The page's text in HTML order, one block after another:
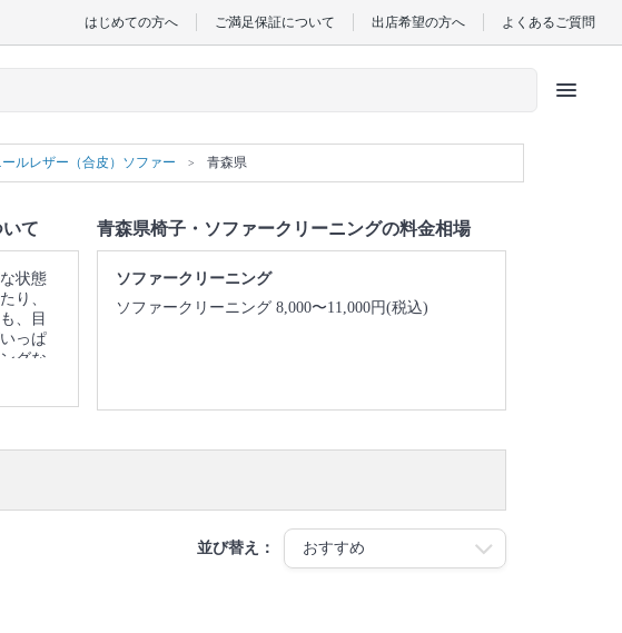
はじめての方へ ご満足保証について 出店希望の方へ よくあるご質問
menu
ルレザー（合皮）ソファー 青森県
て
状態
り、
、目
っぱ
グな
雑菌
ング
青森県椅子・ソファークリーニングの料金相場
ソファークリーニング
ソファークリーニング 8,000〜11,000円(税込)
並び替え：